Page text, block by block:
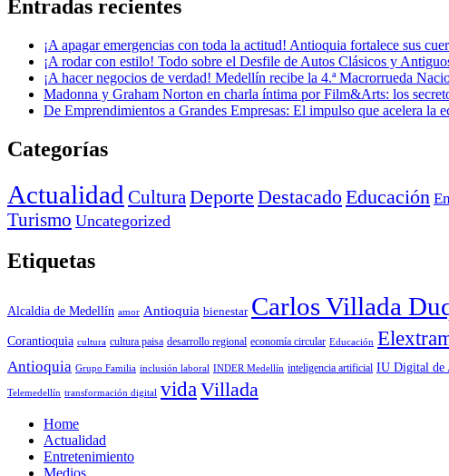
Entradas recientes
¡A apagar emergencias con toda la actitud! Antioquia fortalece sus
¡A rodar con estilo! Todo sobre el Desfile de Autos Clásicos y
¡A hacer negocios de verdad! Medellín recibe la 4.ª Macrorrueda
Madonna y Graham Norton en charla íntima por Film&Arts: los
De Emprendimientos a Grandes Empresas: El impulso que acelera la
Categorías
Actualidad Cultura Deporte DestacadoEducación
Turismo Uncategorized
Etiquetas
Alcaldia de Medellín amor Antioquia bienestar Carlos Villada
Corantioquia cultura cultura paisa desarrollo regional economía circular Educación
Antioquia Grupo Familia inclusión laboral INDER Medellín inteligencia artificial IU Digital de
Telemedellín transformación digital vida Villada
Home
Actualidad
Entretenimiento
Medios